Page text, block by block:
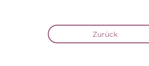
Zurück